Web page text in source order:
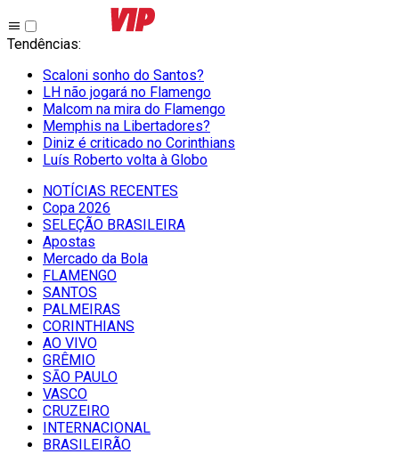
Tendências:
Scaloni sonho do Santos?
LH não jogará no Flamengo
Malcom na mira do Flamengo
Memphis na Libertadores?
Diniz é criticado no Corinthians
Luís Roberto volta à Globo
NOTÍCIAS RECENTES
Copa 2026
SELEÇÃO BRASILEIRA
Apostas
Mercado da Bola
FLAMENGO
SANTOS
PALMEIRAS
CORINTHIANS
AO VIVO
GRÊMIO
SĀO PAULO
VASCO
CRUZEIRO
INTERNACIONAL
BRASILEIRÃO